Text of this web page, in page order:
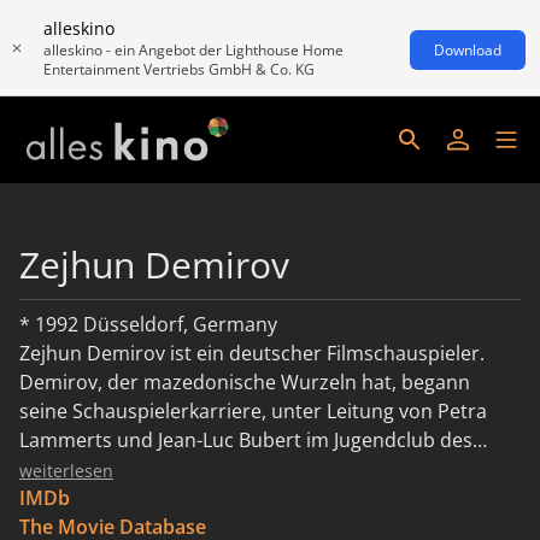
alleskino
alleskino - ein Angebot der Lighthouse Home
Entertainment Vertriebs GmbH & Co. KG
Download
Zejhun Demirov
* 1992 Düsseldorf, Germany
Zejhun Demirov ist ein deutscher Filmschauspieler.
Demirov, der mazedonische Wurzeln hat, begann
seine Schauspielerkarriere, unter Leitung von Petra
Lammerts und Jean-Luc Bubert im Jugendclub des
Düsseldorfer Schauspielhauses. Von 2009 bis 2016
spielte in der RTL-Serie Der Lehrer den Schüler
Mehmet Yilmaz. In der ORF-Produktion Kebab mit alles
weiterlesen
IMDb
The Movie Database